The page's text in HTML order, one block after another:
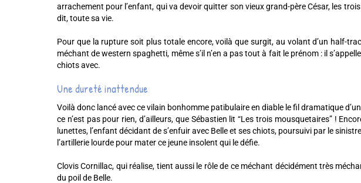
arrachement pour l’enfant, qui va devoir quitter son vieux grand-père César, les
dit, toute sa vie.
Pour que la rupture soit plus totale encore, voilà que surgit, au volant d’un half-
méchant de western spaghetti, même s’il n’en a pas tout à fait le prénom : il
chiots avec.
Une dureté inattendue
Voilà donc lancé avec ce vilain bonhomme patibulaire en diable le fil dramatique
ce n’est pas pour rien, d’ailleurs, que Sébastien lit “Les trois mousquetaires” !
lunettes, l’enfant décidant de s’enfuir avec Belle et ses chiots, poursuivi par le
l’artillerie lourde pour mater ce jeune insolent qui le défie.
Clovis Cornillac, qui réalise, tient aussi le rôle de ce méchant décidément très
du poil de Belle.